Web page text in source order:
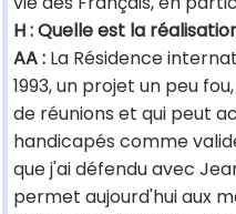
H : Quelle est la
AA : La Résidence
1993, un projet un peu
de réunions et qui peut
handicapés comme
que j'ai défendu avec
permet aujourd'hui aux